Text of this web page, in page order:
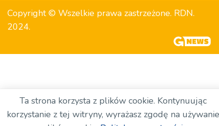
Copyright © Wszelkie prawa zastrzeżone. RDN.
2024.
Ta strona korzysta z plików cookie. Kontynuując
korzystanie z tej witryny, wyrażasz zgodę na używanie